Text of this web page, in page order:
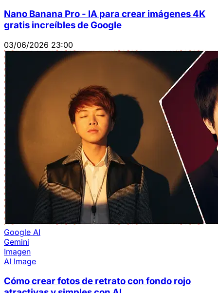
Nano Banana Pro - IA para crear imágenes 4K
gratis increíbles de Google
03/06/2026 23:00
Google AI
Gemini
Imagen
AI Image
Cómo crear fotos de retrato con fondo rojo